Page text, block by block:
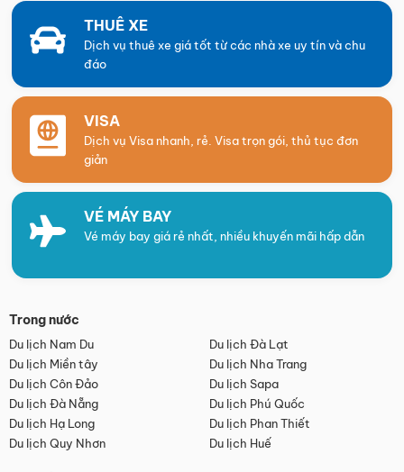
THUÊ XE
Dịch vụ thuê xe giá tốt từ các nhà xe uy tín và chu
đáo
VISA
Dịch vụ Visa nhanh, rẻ. Visa trọn gói, thủ tục đơn
giản
VÉ MÁY BAY
Vé máy bay giá rẻ nhất, nhiều khuyến mãi hấp dẫn
Trong nước
Du lịch Nam Du
Du lịch Đà Lạt
Du lịch Miền tây
Du lịch Nha Trang
Du lịch Côn Đảo
Du lịch Sapa
Du lịch Đà Nẵng
Du lịch Phú Quốc
Du lịch Hạ Long
Du lịch Phan Thiết
Du lịch Quy Nhơn
Du lịch Huế